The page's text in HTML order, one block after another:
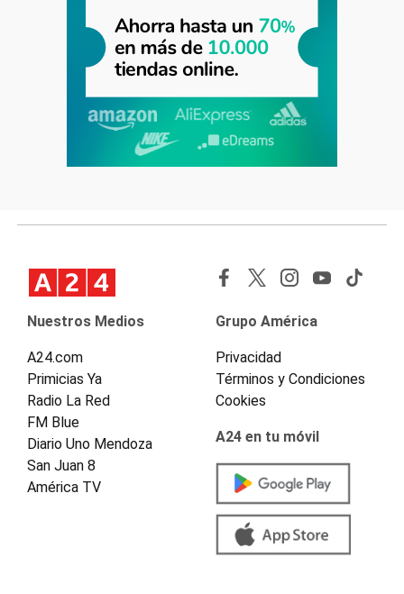
Nuestros Medios
A24.com
Primicias Ya
Radio La Red
FM Blue
Diario Uno Mendoza
San Juan 8
América TV
Grupo América
Privacidad
Términos y Condiciones
Cookies
A24 en tu móvil